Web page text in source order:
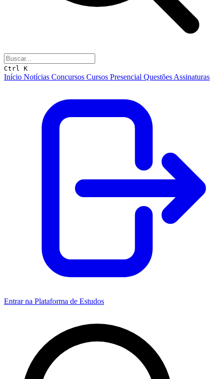
Ctrl K
Início Notícias Concursos Cursos Presencial Questões Assinaturas
Entrar na Plataforma de Estudos